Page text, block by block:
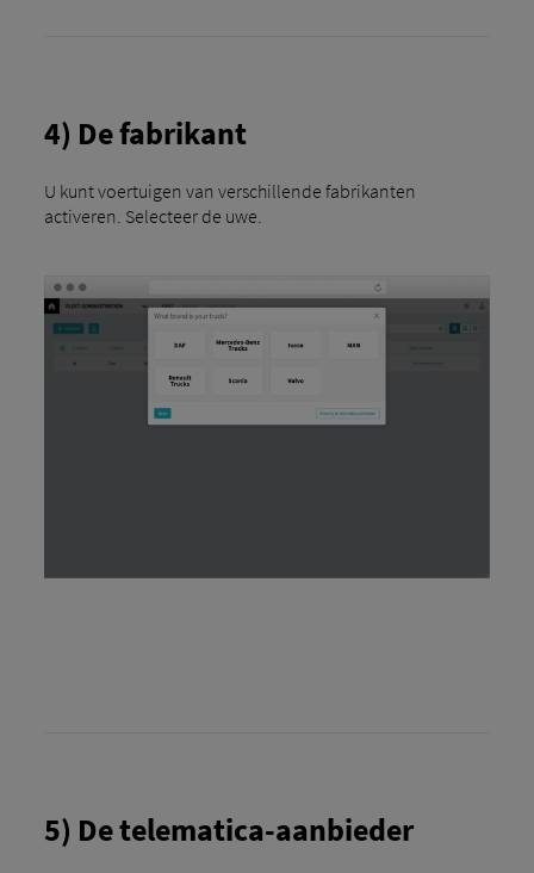
4) De fabrikant
U kunt voertuigen van verschillende fabrikanten
activeren. Selecteer de uwe.
5) De telematica-aanbieder